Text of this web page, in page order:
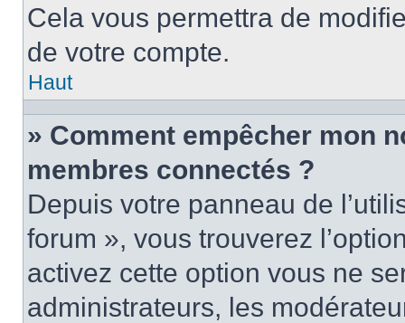
Cela vous permettra de
de votre compte.
Haut
» Comment empêcher mon
membres connectés ?
Depuis votre panneau de
forum », vous trouverez
activez cette option vous ne
administrateurs, les